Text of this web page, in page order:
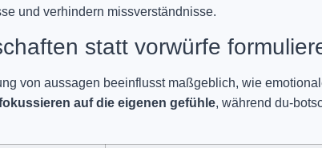
und verhindern missverständnisse.
statt vorwürfe
von aussagen beeinflusst maßgeblich, wie
auf die eigenen gefühle, während du-